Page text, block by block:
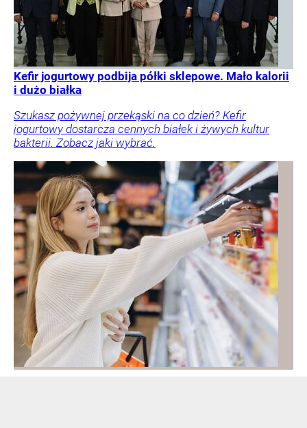
Kefir jogurtowy podbija półki sklepowe. Mało kalorii
i dużo białka
Szukasz pożywnej przekąski na co dzień? Kefir
jogurtowy dostarcza cennych białek i żywych kultur
bakterii. Zobacz jaki wybrać.